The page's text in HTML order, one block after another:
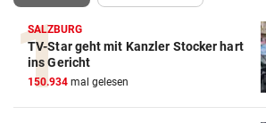
SALZBURG
TV-Star geht mit Kanzler Stocker hart
ins Gericht
150.934 mal gelesen